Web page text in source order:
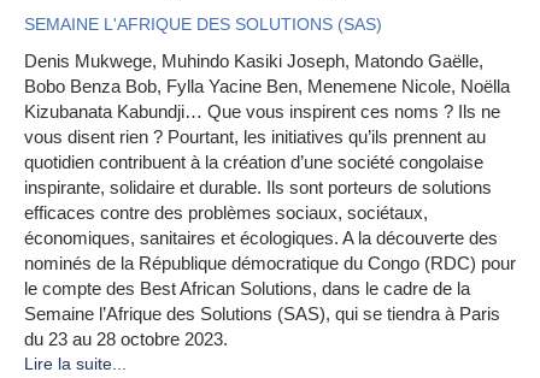
SEMAINE L'AFRIQUE DES SOLUTIONS (SAS)
Denis Mukwege, Muhindo Kasiki Joseph, Matondo Gaëlle,
Bobo Benza Bob, Fylla Yacine Ben, Menemene Nicole, Noëlla
Kizubanata Kabundji… Que vous inspirent ces noms ? Ils ne
vous disent rien ? Pourtant, les initiatives qu’ils prennent au
quotidien contribuent à la création d’une société congolaise
inspirante, solidaire et durable. Ils sont porteurs de solutions
efficaces contre des problèmes sociaux, sociétaux,
économiques, sanitaires et écologiques. A la découverte des
nominés de la République démocratique du Congo (RDC) pour
le compte des Best African Solutions, dans le cadre de la
Semaine l’Afrique des Solutions (SAS), qui se tiendra à Paris
du 23 au 28 octobre 2023.
Lire la suite...